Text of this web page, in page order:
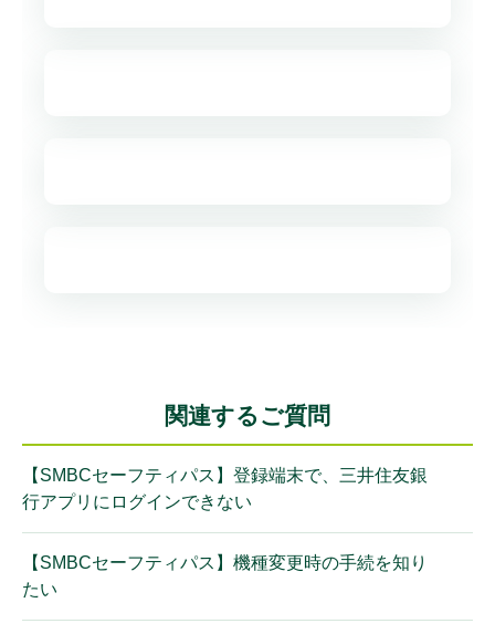
関連するご質問
【SMBCセーフティパス】登録端末で、三井住友銀
行アプリにログインできない
【SMBCセーフティパス】機種変更時の手続を知り
たい